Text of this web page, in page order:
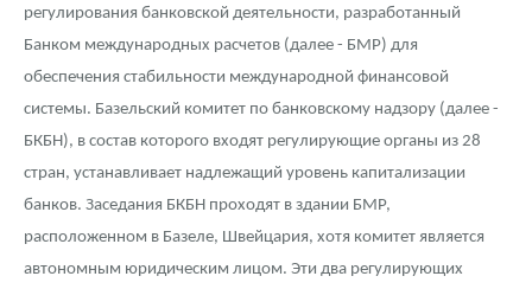
Русская нумизматика
Наборы подарочных и коллекционных монет
Монеты и жетоны из недрагоценных металлов
Книги по нумизматике
регулирования банковской деятельности, разработанный
Банком международных расчетов (далее - БМР) для
обеспечения стабильности международной финансовой
системы. Базельский комитет по банковскому надзору (далее -
БКБН), в состав которого входят регулирующие органы из 28
стран, устанавливает надлежащий уровень капитализации
банков. Заседания БКБН проходят в здании БМР,
расположенном в Базеле, Швейцария, хотя комитет является
автономным юридическим лицом. Эти два регулирующих